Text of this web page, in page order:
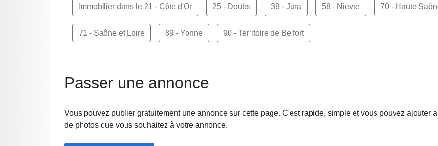
Immobilier dans le 21 - Côte d'Or 25 - Doubs 39 - Jura 58 - Nièvre 70 - Haute
71 - Saône et Loire 89 - Yonne 90 - Territoire de Belfort
Passer une annonce
Vous pouvez publier gratuitement une annonce sur cette page. C'est rapide, simple et vous pouvez ajouter
de photos que vous souhaitez à votre annonce.